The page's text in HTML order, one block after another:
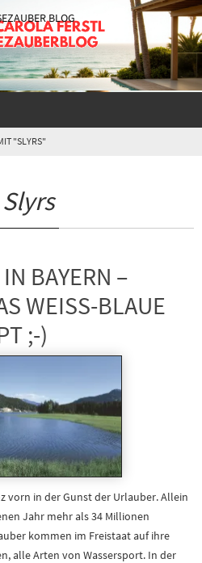
"SLYRS"
Slyrs
BAYERN –
WEISS-BLAUE E
;-)
vorn in der Gunst der Urlauber. Allein
Jahr mehr als 34 Millionen
kommen im Freistaat auf ihre
alle Arten von Wassersport. In der